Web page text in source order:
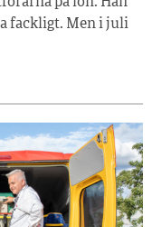
fackligt. Men i juli